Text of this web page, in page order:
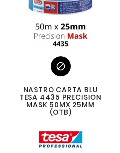

NASTRO CARTA BLU
TESA 4435 PRECISION
MASK 50MX 25MM
(OTB)